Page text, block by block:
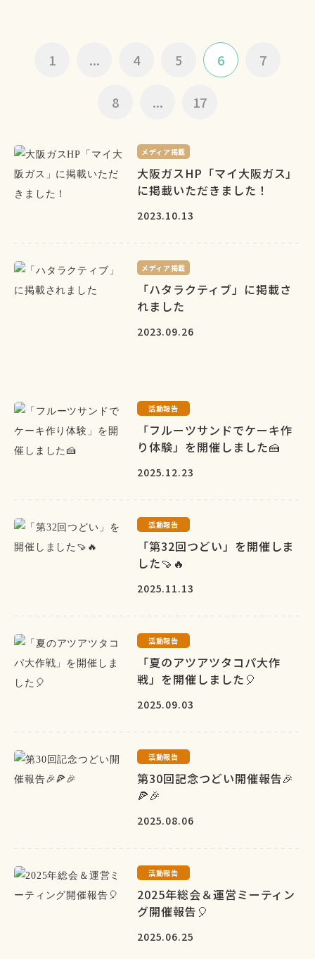
1 ... 4 5 6 7
8 ... 17
メディア掲載
大阪ガスHP「マイ大阪ガス」
に掲載いただきました！
2023.10.13
メディア掲載
「ハタラクティブ」に掲載さ
れました
2023.09.26
活動報告
「フルーツサンドでケーキ作
り体験」を開催しました🍰
2025.12.23
活動報告
「第32回つどい」を開催しま
した🍠🔥
2025.11.13
活動報告
「夏のアツアツタコパ大作
戦」を開催しました🎈
2025.09.03
活動報告
第30回記念つどい開催報告🎉
🍕🎉
2025.08.06
活動報告
2025年総会＆運営ミーティン
グ開催報告🎈
2025.06.25